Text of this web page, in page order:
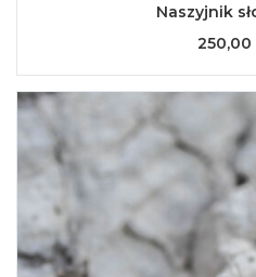
Naszyjnik
250,00